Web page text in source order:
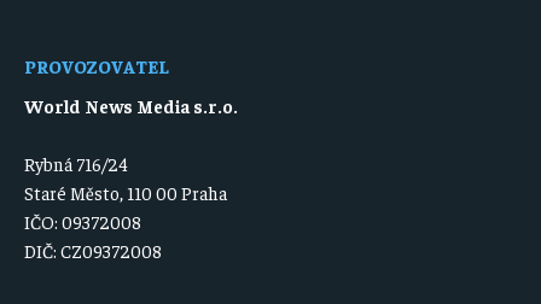
PROVOZOVATEL
World News Media s.r.o.
Rybná 716/24
Staré Město, 110 00 Praha
IČO: 09372008
DIČ: CZ09372008